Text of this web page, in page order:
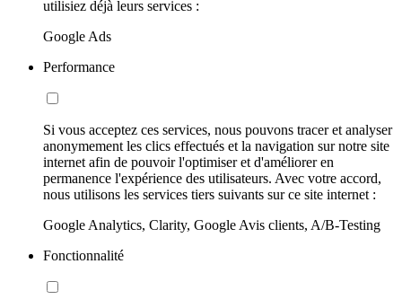
utilisiez déjà leurs services :
Google Ads
Performance
Si vous acceptez ces services, nous pouvons tracer et analyser
anonymement les clics effectués et la navigation sur notre site
internet afin de pouvoir l'optimiser et d'améliorer en
permanence l'expérience des utilisateurs. Avec votre accord,
nous utilisons les services tiers suivants sur ce site internet :
Google Analytics, Clarity, Google Avis clients, A/B-Testing
Fonctionnalité